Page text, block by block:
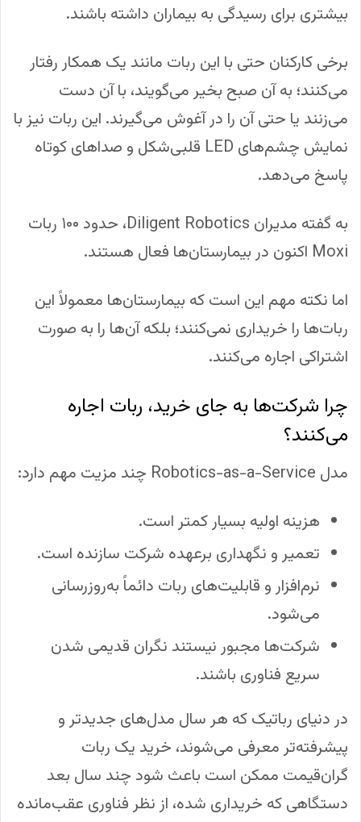
بیشتری برای رسیدگی به بیماران داشته باشند.
برخی کارکنان حتی با این ربات مانند یک همکار رفتار
می‌کنند؛ به آن صبح بخیر می‌گویند، با آن دست
می‌زنند یا حتی آن را در آغوش می‌گیرند. این ربات نیز با
نمایش چشم‌های LED قلبی‌شکل و صداهای کوتاه
پاسخ می‌دهد.
به گفته مدیران Diligent Robotics، حدود ۱۰۰ ربات
Moxi اکنون در بیمارستان‌ها فعال هستند.
اما نکته مهم این است که بیمارستان‌ها معمولاً این
ربات‌ها را خریداری نمی‌کنند؛ بلکه آن‌ها را به صورت
اشتراکی اجاره می‌کنند.
چرا شرکت‌ها به جای خرید، ربات اجاره
می‌کنند؟
مدل Robotics-as-a-Service چند مزیت مهم دارد:
هزینه اولیه بسیار کمتر است.
تعمیر و نگهداری برعهده شرکت سازنده است.
نرم‌افزار و قابلیت‌های ربات دائماً به‌روزرسانی
می‌شود.
شرکت‌ها مجبور نیستند نگران قدیمی شدن
سریع فناوری باشند.
در دنیای رباتیک که هر سال مدل‌های جدیدتر و
پیشرفته‌تر معرفی می‌شوند، خرید یک ربات
گران‌قیمت ممکن است باعث شود چند سال بعد
دستگاهی که خریداری شده، از نظر فناوری عقب‌مانده